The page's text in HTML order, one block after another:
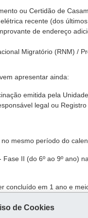
ou Certidão de
recente (dos
de endereço
Migratório (RNM) /
apresentar ainda:
emitida pela
legal ou
mesmo período do
II (do 6º ao 9º ano)
concluído em 1 ano e
de Cookies